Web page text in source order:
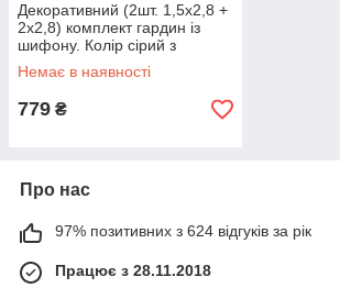
Декоративний (2шт. 1,5х2,8 +
2х2,8) комплект гардин із
шифону. Колір сірий з
рожевим. Код 013дк 11-0271
Немає в наявності
779 ₴
Про нас
97% позитивних з 624 відгуків за рік
Працює з 28.11.2018